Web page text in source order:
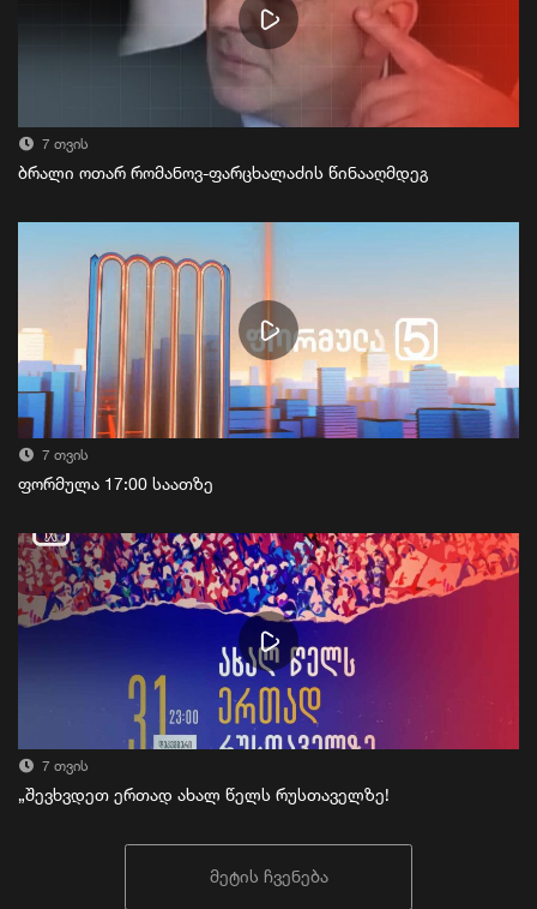
7 თვის
ბრალი ოთარ რომანოვ-ფარცხალაძის წინააღმდეგ
7 თვის
ფორმულა 17:00 საათზე
7 თვის
„შევხვდეთ ერთად ახალ წელს რუსთაველზე!
მეტის ჩვენება